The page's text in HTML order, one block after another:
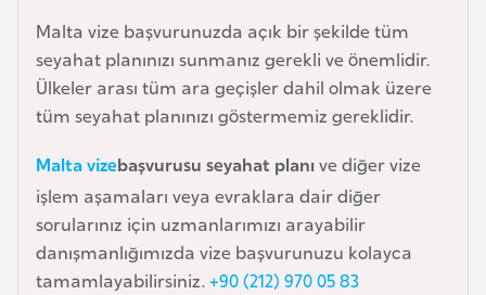
Malta vize başvurunuzda açık bir şekilde tüm
seyahat planınızı sunmanız gerekli ve önemlidir.
Ülkeler arası tüm ara geçişler dahil olmak üzere
tüm seyahat planınızı göstermemiz gereklidir.
Malta vizebaşvurusu seyahat planı ve diğer vize
işlem aşamaları veya evraklara dair diğer
sorularınız için uzmanlarımızı arayabilir
danışmanlığımızda vize başvurunuzu kolayca
tamamlayabilirsiniz.+90 (212) 970 05 83
B
n
g
a
d
e
ş